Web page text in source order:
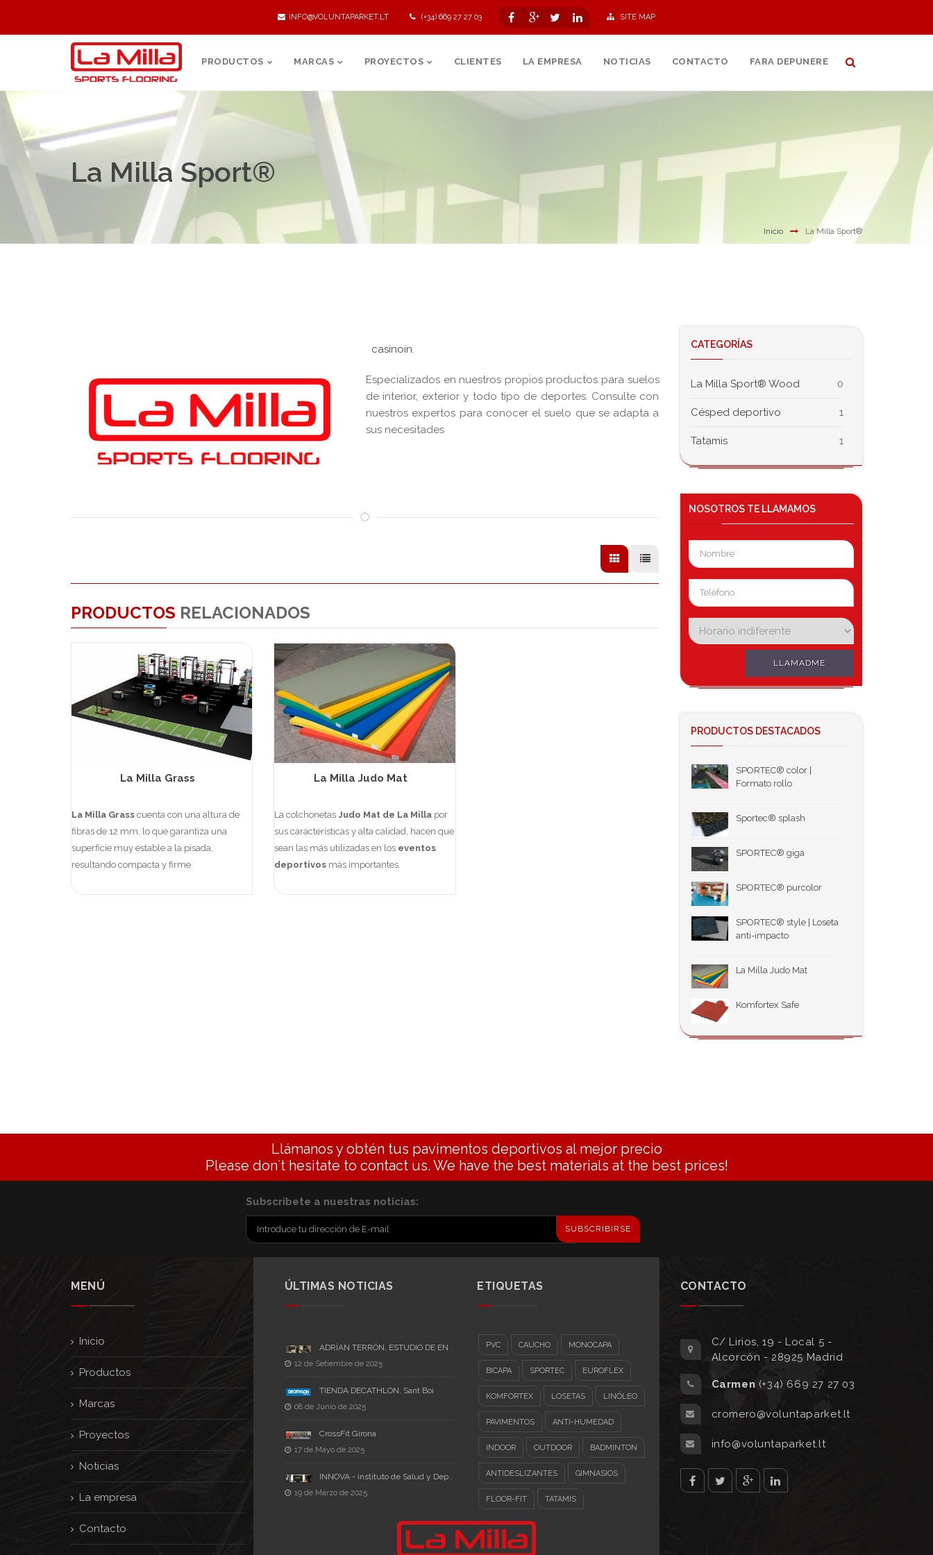
INFO@VOLUNTAPARKET.LT (+34) 669 27 27 03 SITE MAP
PRODUCTOS MARCAS PROYECTOS CLIENTES LA EMPRESA NOTICIAS CONTACTO FARA DEPUNERE
La Milla Sport®
Inicio La Milla Sport®
casinoin.
Especializados en nuestros propios productos para suelos
de interior, exterior y todo tipo de deportes. Consulte con
nuestros expertos para conocer el suelo que se adapta a
sus necesitades
PRODUCTOS RELACIONADOS
La Milla Grass
La Milla Grass cuenta con una altura de
fibras de 12 mm, lo que garantiza una
superficie muy estable a la pisada,
resultando compacta y firme.
La Milla Judo Mat
La colchonetasJudo Mat de La Milla por
sus características y alta calidad, hacen que
sean las más utilizadas en los eventos
deportivos más importantes.
CATEGORÍAS
La Milla Sport® Wood 0
Césped deportivo 1
Tatamis 1
NOSOTROS TE LLAMAMOS
LLAMADME
PRODUCTOS DESTACADOS
SPORTEC® color |
Formato rollo
Sportec® splash
SPORTEC® giga
SPORTEC® purcolor
SPORTEC® style | Loseta
anti-impacto
La Milla Judo Mat
Komfortex Safe
Llámanos y obtén tus pavimentos deportivos al mejor precio
Please don´t hesitate to contact us. We have the best materials at the best prices!
Subscribete a nuestras noticias:
SUBSCRIBIRSE
MENÚ
Inicio
Productos
Marcas
Proyectos
Noticias
La empresa
Contacto
ÚLTIMAS NOTICIAS
ADRÍAN TERRÓN, ESTUDIO DE ENTRENAMIENTO PERSONAL
12 de Setiembre de 2025
TIENDA DECATHLON, Sant Boi
08 de Junio de 2025
CrossFit Girona
17 de Mayo de 2025
INNOVA - instituto de Salud y Deporte
19 de Marzo de 2025
ETIQUETAS
PVC CAUCHO MONOCAPA
BICAPA SPORTEC EUROFLEX
KOMFORTEX LOSETAS LINÓLEO
PAVIMENTOS ANTI-HUMEDAD
INDOOR OUTDOOR BADMINTON
ANTIDESLIZANTES GIMNASIOS
FLOOR-FIT TATAMIS
CONTACTO
C/ Lirios, 19 - Local 5 -
Alcorcón - 28925 Madrid
Carmen(+34) 669 27 27 03
cromero@voluntaparket.lt
info@voluntaparket.lt